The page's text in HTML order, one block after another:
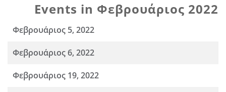
Events in Φεβρουάριος 2022
Φεβρουάριος 5, 2022
Φεβρουάριος 6, 2022
Φεβρουάριος 19, 2022